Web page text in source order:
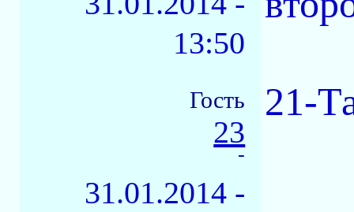
13:50
Гость
23
-
31.01.2014 -
21-